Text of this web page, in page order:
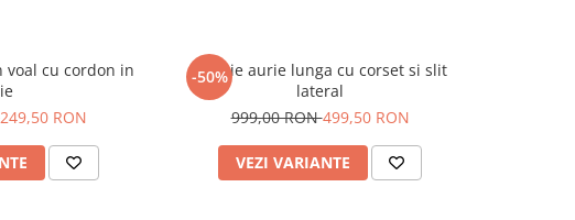
voal cu cordon in
249,50 RON
-50%
Rochie aurie lunga cu corset si slit
lateral
999,00 RON499,50 RON
VEZI VARIANTE